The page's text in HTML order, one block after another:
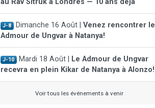
au Rav Sitruk à Londres — 10 ans déjà
J-8 Dimanche 16 Août | Venez rencontrer le
Admour de Ungvar à Natanya!
J-10 Mardi 18 Août |
Le Admour de Ungvar
recevra en plein Kikar de Natanya à Alonzo!
Voir tous les événements à venir